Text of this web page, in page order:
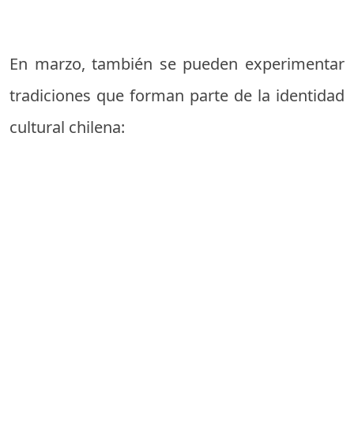
En marzo, también se pueden experimentar
tradiciones que forman parte de la identidad
cultural chilena: